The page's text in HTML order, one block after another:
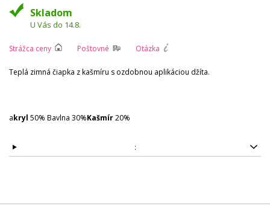
Skladom
U Vás do 14.8.
Strážca ceny Poštovné Otázka
Teplá zimná čiapka z kašmíru s ozdobnou aplikáciou džíta.
akryl 50% Bavlna 30%Kašmír20%
: